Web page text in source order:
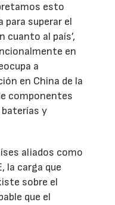
esto
para superar el
cuanto al país’,
en
a
en China de la
componentes
y
aliados como
la carga que
sobre el
que el